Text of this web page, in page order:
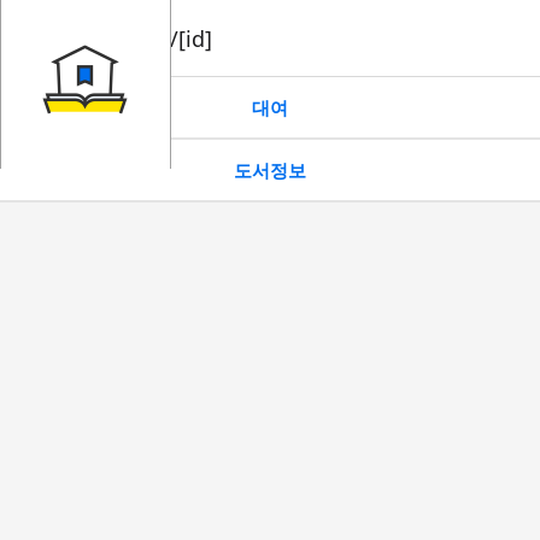
book/rent/[id]
대여
도서정보